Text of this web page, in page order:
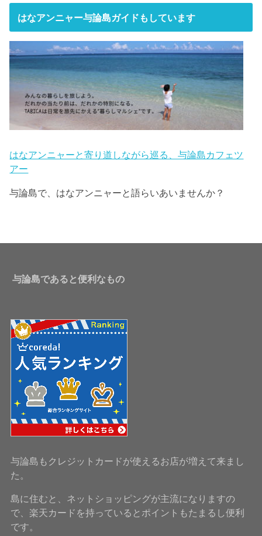
はなアンニャー与論島ガイドもしています
はなアンニャーと寄り道しながら巡る、与論島カフェツ
アー
与論島で、はなアンニャーと語らいあいませんか？
与論島であると便利なもの
与論島もクレジットカードが使えるお店が増えて来まし
た。
島に住むと、ネットショッピングが主流になりますの
で、楽天カードを持っているとポイントもたまるし便利
です。